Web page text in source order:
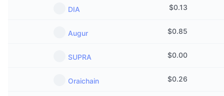
Αθλητισμός
Οικονομικά
Τεχνολογία
Γλωσσάριο
DIA $0.13
Augur $0.85
SUPRA $0.00
Oraichain $0.26